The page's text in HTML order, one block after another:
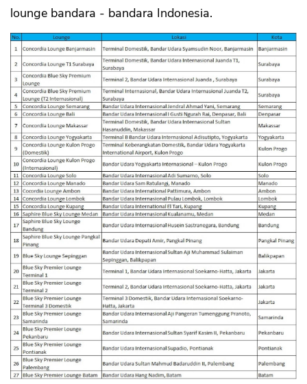
lounge bandara - bandara Indonesia.
OK
CANCEL